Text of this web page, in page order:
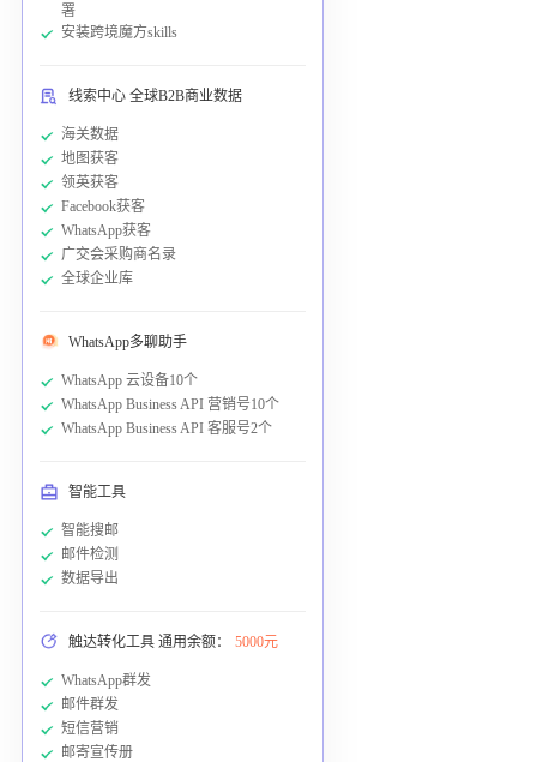
署
安装跨境魔方skills
线索中心 全球B2B商业数据
海关数据
地图获客
领英获客
Facebook获客
WhatsApp获客
广交会采购商名录
全球企业库
WhatsApp多聊助手
WhatsApp 云设备10个
WhatsApp Business API 营销号10个
WhatsApp Business API 客服号2个
智能工具
智能搜邮
邮件检测
数据导出
触达转化工具 通用余额： 5000元
WhatsApp群发
邮件群发
短信营销
邮寄宣传册